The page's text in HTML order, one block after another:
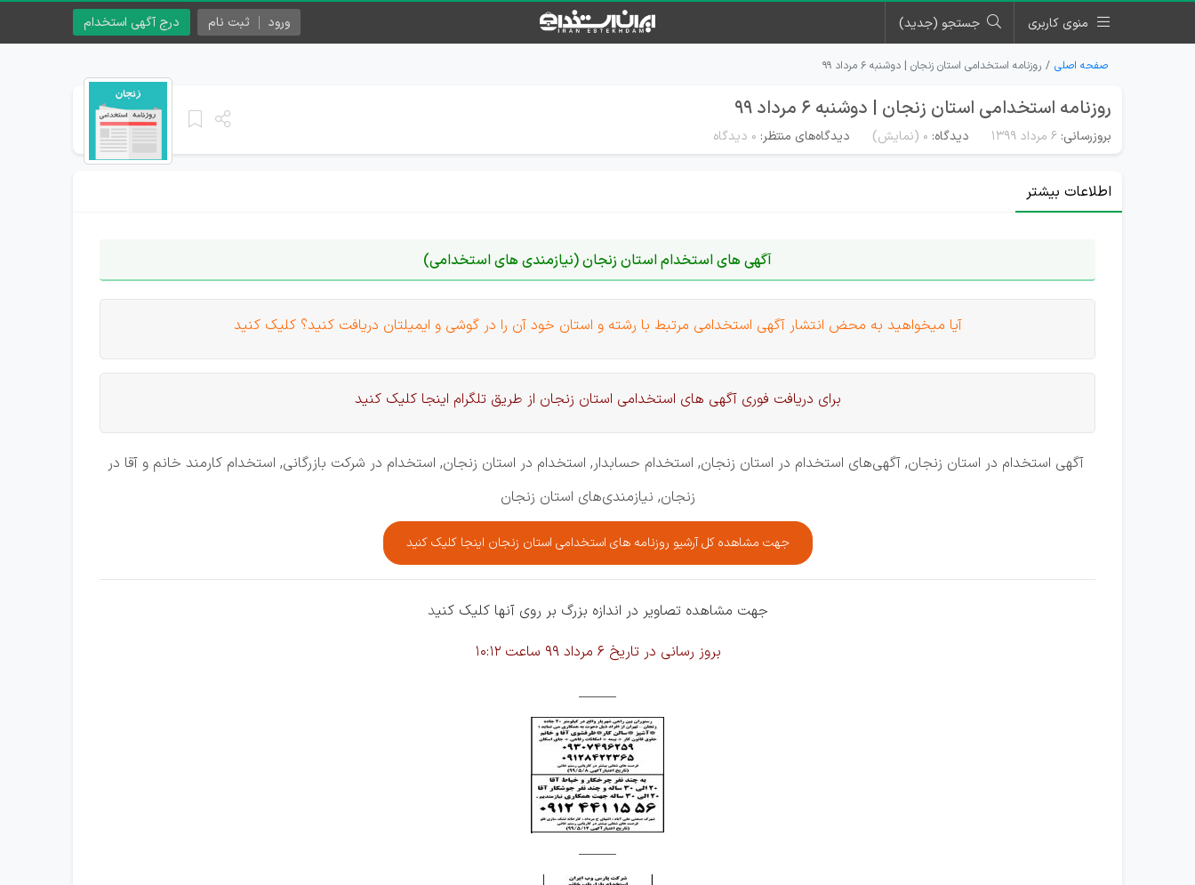
منوی کاربری جستجو (جدید) درج آگهی استخدام ورود ثبت نام
صفحه اصلی روزنامه استخدامی استان زنجان | دوشنبه ۶ مرداد ۹۹
روزنامه استخدامی استان زنجان | دوشنبه ۶ مرداد ۹۹
بروزرسانی: ۶ مرداد ۱۳۹۹ دیدگاه: 0 (نمایش) دیدگاه‌های منتظر: ۰ دیدگاه
اطلاعات بیشتر
آگهی های استخدام استان زنجان (نیازمندی های استخدامی)
آیا میخواهید به محض انتشار آگهی استخدامی مرتبط با رشته و استان خود آن را در گوشی و ایمیلتان دریافت کنید؟ کلیک کنید
برای دریافت فوری آگهی های استخدامی استان زنجان از طریق تلگرام اینجا کلیک کنید
آگهی استخدام در استان زنجان, آگهی‌های استخدام در استان زنجان, استخدام حسابدار, استخدام در استان زنجان, استخدام در شرکت بازرگانی, استخدام کارمند خانم و آقا در
زنجان, نیازمندی‌های استان زنجان
جهت مشاهده کل آرشیو روزنامه های استخدامی استان زنجان اینجا کلیک کنید
جهت مشاهده تصاویر در اندازه بزرگ بر روی آنها کلیک کنید
بروز رسانی در تاریخ 6 مرداد 99 ساعت 10:12
______
______